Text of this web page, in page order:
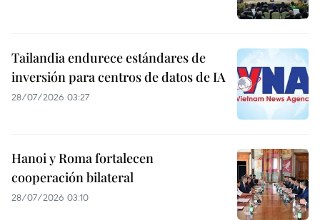
Tailandia endurece estándares de
inversión para centros de datos de IA
28/07/2026 03:27
Hanoi y Roma fortalecen
cooperación bilateral
28/07/2026 03:10